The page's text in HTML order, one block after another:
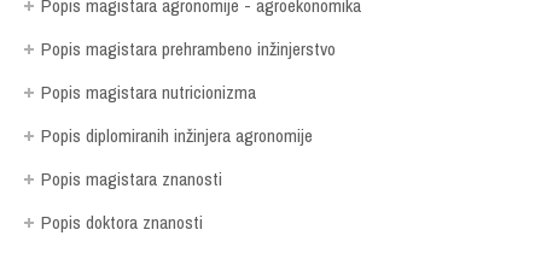
Popis magistara agronomije - agroekonomika
Popis magistara prehrambeno inžinjerstvo
Popis magistara nutricionizma
Popis diplomiranih inžinjera agronomije
Popis magistara znanosti
Popis doktora znanosti